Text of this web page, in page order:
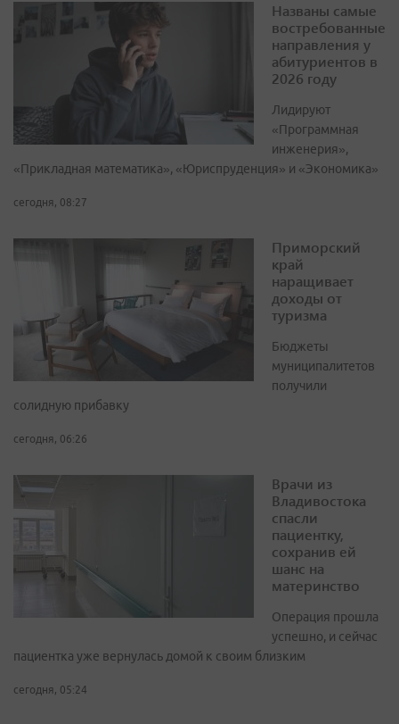
Названы самые
востребованные
направления у
абитуриентов в
2026 году
Лидируют
«Программная
инженерия»,
«Прикладная математика», «Юриспруденция» и «Экономика»
сегодня, 08:27
Приморский
край
наращивает
доходы от
туризма
Бюджеты
муниципалитетов
получили
солидную прибавку
сегодня, 06:26
Врачи из
Владивостока
спасли
пациентку,
сохранив ей
шанс на
материнство
Операция прошла
успешно, и сейчас
пациентка уже вернулась домой к своим близким
сегодня, 05:24